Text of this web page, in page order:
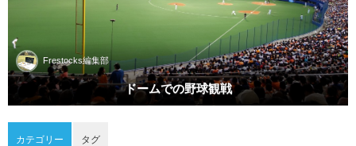
Frestocks編集部
ドームでの野球観戦
カテゴリー タグ